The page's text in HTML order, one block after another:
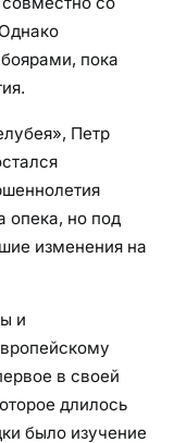
пока
Петр
опека, но под
изменения на
и
в своей
длилось
было изучение